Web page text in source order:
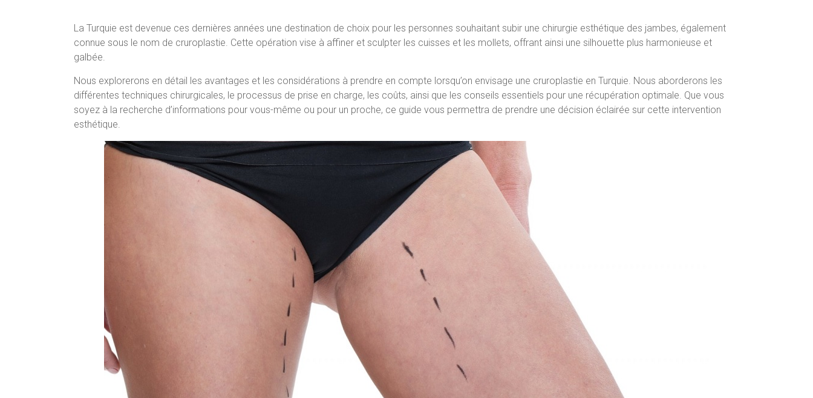
La Turquie est devenue ces dernières années une destination de choix pour les personnes souhaitant subir une chirurgie esthétique des jambes, également
connue sous le nom de cruroplastie. Cette opération vise à affiner et sculpter les cuisses et les mollets, offrant ainsi une silhouette plus harmonieuse et
galbée.
Nous explorerons en détail les avantages et les considérations à prendre en compte lorsqu’on envisage une cruroplastie en Turquie. Nous aborderons les
différentes techniques chirurgicales, le processus de prise en charge, les coûts, ainsi que les conseils essentiels pour une récupération optimale. Que vous
soyez à la recherche d’informations pour vous-même ou pour un proche, ce guide vous permettra de prendre une décision éclairée sur cette intervention
esthétique.